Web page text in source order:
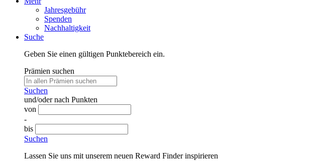
Jahresgebühr
Spenden
Nachhaltigkeit
Suche
Geben Sie einen gültigen Punktebereich ein.
Prämien suchen
Suchen
und/oder nach Punkten
von
-
bis
Suchen
Lassen Sie uns mit unserem neuen Reward Finder inspirieren